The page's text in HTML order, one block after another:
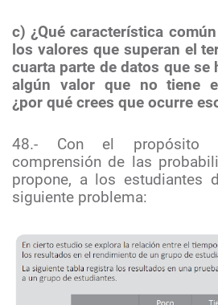
c) ¿Qué característica
los valores que superan el
cuarta parte de datos que se
algún valor que no tiene
¿por qué crees que ocurre
48.- Con el propósito
comprensión de las
propone, a los estudiantes
siguiente problema: